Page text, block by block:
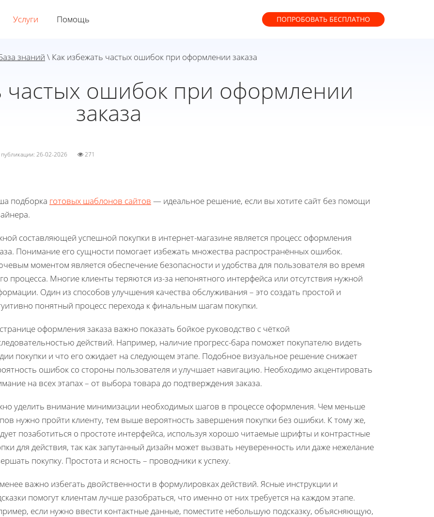
Услуги Помощь ПОПРОБОВАТЬ БЕСПЛАТНО
знаний \ Как избежать частых ошибок при оформлении заказа
частых ошибок при оформлении
заказа
публикации: 26-02-2026 271
подборка готовых шаблонов сайтов — идеальное решение, если вы хотите сайт без помощи
составляющей успешной покупки в интернет-магазине является процесс оформления
Понимание его сущности помогает избежать множества распространённых ошибок.
моментом является обеспечение безопасности и удобства для пользователя во время
процесса. Многие клиенты теряются из-за непонятного интерфейса или отсутствия нужной
Один из способов улучшения качества обслуживания – это создать простой и
понятный процесс перехода к финальным шагам покупки.
оформления заказа важно показать бойкое руководство с чёткой
действий. Например, наличие прогресс-бара поможет покупателю видеть
покупки и что его ожидает на следующем этапе. Подобное визуальное решение снижает
ошибок со стороны пользователя и улучшает навигацию. Необходимо акцентировать
на всех этапах – от выбора товара до подтверждения заказа.
уделить внимание минимизации необходимых шагов в процессе оформления. Чем меньше
нужно пройти клиенту, тем выше вероятность завершения покупки без ошибки. К тому же,
позаботиться о простоте интерфейса, используя хорошо читаемые шрифты и контрастные
для действия, так как запутанный дизайн может вызвать неуверенность или даже нежелание
покупку. Простота и ясность – проводники к успеху.
важно избегать двойственности в формулировках действий. Ясные инструкции и
помогут клиентам лучше разобраться, что именно от них требуется на каждом этапе.
если нужно ввести контактные данные, поместите небольшую подсказку, объясняющую,